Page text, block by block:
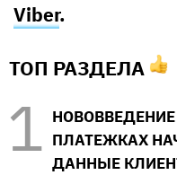
Viber.
ТОП РАЗДЕЛА
ПЛАТЕЖКАХ
ДАННЫЕ